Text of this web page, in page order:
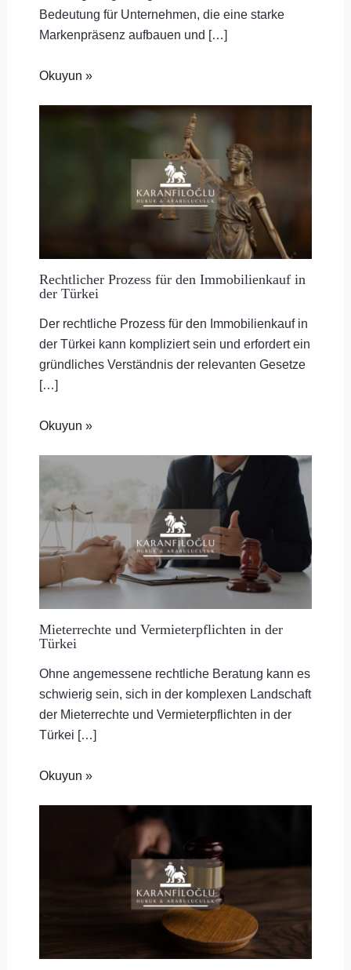
Bedeutung für Unternehmen, die eine starke
Markenpräsenz aufbauen und […]
Okuyun »
Rechtlicher Prozess für den Immobilienkauf in
der Türkei
Der rechtliche Prozess für den Immobilienkauf in
der Türkei kann kompliziert sein und erfordert ein
gründliches Verständnis der relevanten Gesetze
[…]
Okuyun »
Mieterrechte und Vermieterpflichten in der
Türkei
Ohne angemessene rechtliche Beratung kann es
schwierig sein, sich in der komplexen Landschaft
der Mieterrechte und Vermieterpflichten in der
Türkei […]
Okuyun »